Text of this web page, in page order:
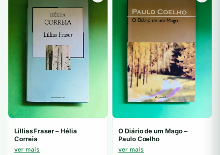
Lillias Fraser – Hélia
Correia
ver mais
O Diário de um Mago –
Paulo Coelho
ver mais